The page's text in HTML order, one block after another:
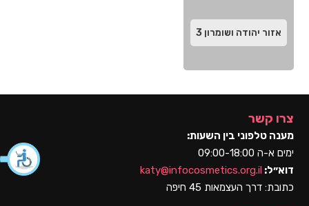
אזור יהודה ושומרון3
צרו קשר
מענה טלפוני בין השעות:
ימים א-ה 09:00-18:00
דוא״ל:katy@infocosmetics.org.il
כתובת:דרך העצמאות 45 חיפה